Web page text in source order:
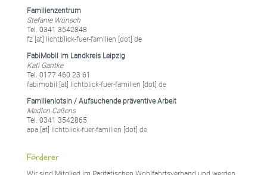
Familienzentrum
Stefanie Wünsch
Tel. 0341 3542848
fz [at] lichtblick-fuer-familien [dot] de
FabiMobil im Landkreis Leipzig
Kati Gantke
Tel. 0177 460 23 61
fabimobil [at] lichtblick-fuer-familien [dot] de
Familienlotsin / Aufsuchende präventive Arbeit
Madlen Caßens
Tel. 0341 3542865
apa [at] lichtblick-fuer-familien [dot] de
Förderer